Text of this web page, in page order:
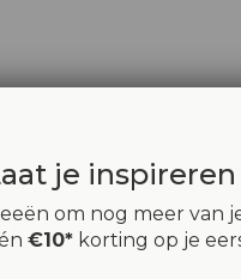
Deel jouw Maanta-
je
om nog meer van
€10*korting op je